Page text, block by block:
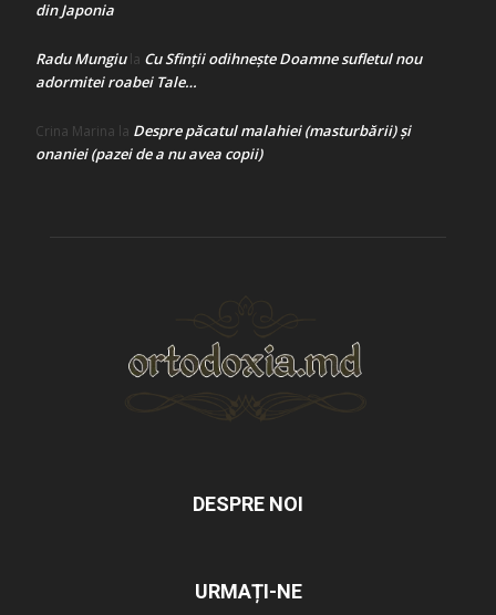
din Japonia
Radu Mungiula Cu Sfinții odihnește Doamne sufletul nou
adormitei roabei Tale…
Crina Marina la Despre păcatul malahiei (masturbării) şi
onaniei (pazei de a nu avea copii)
DESPRE NOI
URMAȚI-NE